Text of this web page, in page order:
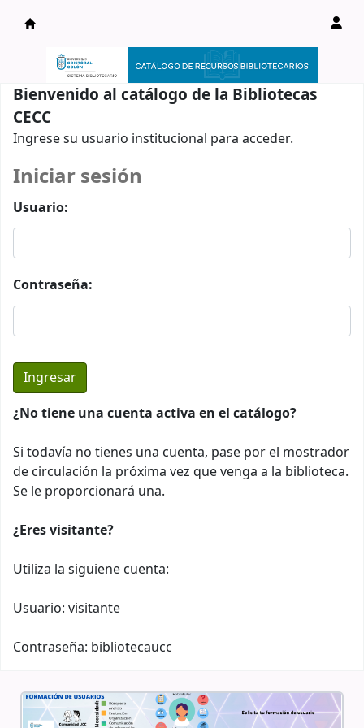
Catálogo en línea
Bienvenido al catálogo de la Bibliotecas
CECC
Ingrese su usuario institucional para acceder.
Iniciar sesión
Usuario:
Contraseña:
¿No tiene una cuenta activa en el catálogo?
Si todavía no tienes una cuenta, pase por el mostrador
de circulación la próxima vez que venga a la biblioteca.
Se le proporcionará una.
¿Eres visitante?
Utiliza la siguiene cuenta:
Usuario: visitante
Contraseña: bibliotecaucc